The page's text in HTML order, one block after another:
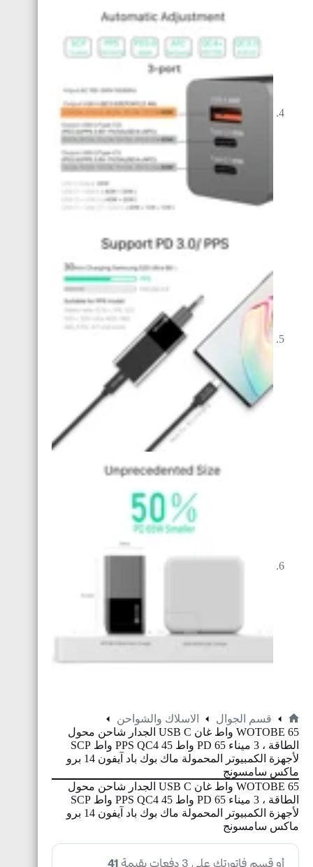
قسم الجوال
الاسلاك والشواحن
WOTOBE 65 واط غان USB C الجدار شاحن محول
الطاقة ، 3 ميناء PD 65 واط PPS QC4 45 واط SCP
لأجهزة الكمبيوتر المحمولة ماك بوك باد آيفون 14 برو
ماكس سامسونج
WOTOBE 65 واط غان USB C الجدار شاحن محول
الطاقة ، 3 ميناء PD 65 واط PPS QC4 45 واط SCP
لأجهزة الكمبيوتر المحمولة ماك بوك باد آيفون 14 برو
ماكس سامسونج